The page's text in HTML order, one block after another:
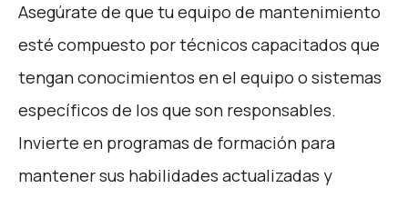
Asegúrate de que tu equipo de mantenimiento
esté compuesto por técnicos capacitados que
tengan conocimientos en el equipo o sistemas
específicos de los que son responsables.
Invierte en programas de formación para
mantener sus habilidades actualizadas y